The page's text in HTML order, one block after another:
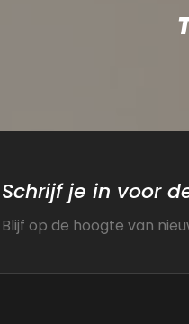
Schrijf je in voor
Blijf op de hoogte van